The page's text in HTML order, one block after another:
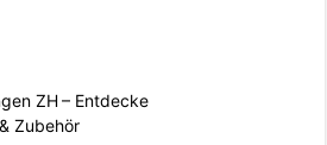
ZH – Entdecke
Zubehör